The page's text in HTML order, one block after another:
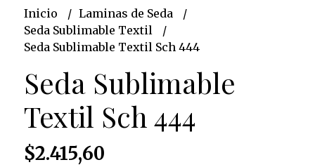
Inicio
Laminas de Seda
Seda Sublimable Textil
Seda Sublimable Textil Sch 444
Seda Sublimable
Textil Sch 444
$2.415,60